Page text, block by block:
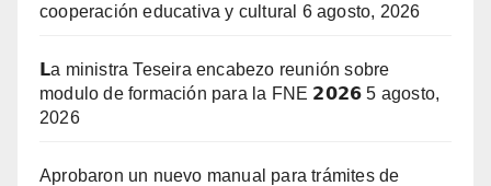
cooperación educativa y cultural 6 agosto, 2026
𝗟a ministra Teseira encabezo reunión sobre
modulo de formación para la FNE 𝟮𝟬𝟮𝟲 5 agosto,
2026
Aprobaron un nuevo manual para trámites de